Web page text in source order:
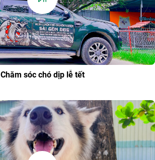
Chăm sóc chó dịp lễ tết